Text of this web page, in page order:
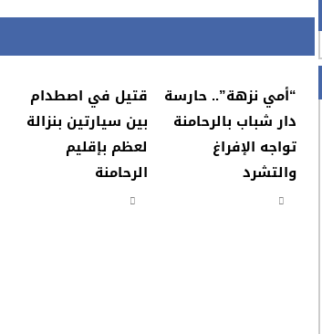
قتيل في اصطدام
بين سيارتين بنزالة
لعظم بإقليم
الرحامنة
“أمي نزهة”.. حارسة
دار شباب بالرحامنة
تواجه الإفراغ
والتشرد